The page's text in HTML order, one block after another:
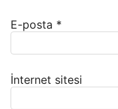
E-posta *
İnternet sitesi